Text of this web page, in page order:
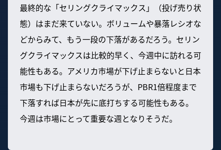
最終的な「セリングクライマックス」（投げ売り状
態）はまだ来ていない。ボリュームや暴落レシオな
どからみて、もう一段の下落があるだろう。セリン
グクライマックスは比較的早く、今週中に訪れる可
能性もある。アメリカ市場が下げ止まらないと日本
市場も下げ止まらないだろうが、PBR1倍程度まで
下落すれば日本が先に底打ちする可能性もある。
今週は市場にとって重要な週となりそうだ。